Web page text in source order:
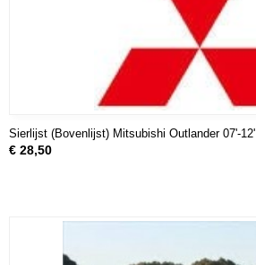
Sierlijst (Bovenlijst) Mitsubishi Outlander 07'-12'
€ 28,50